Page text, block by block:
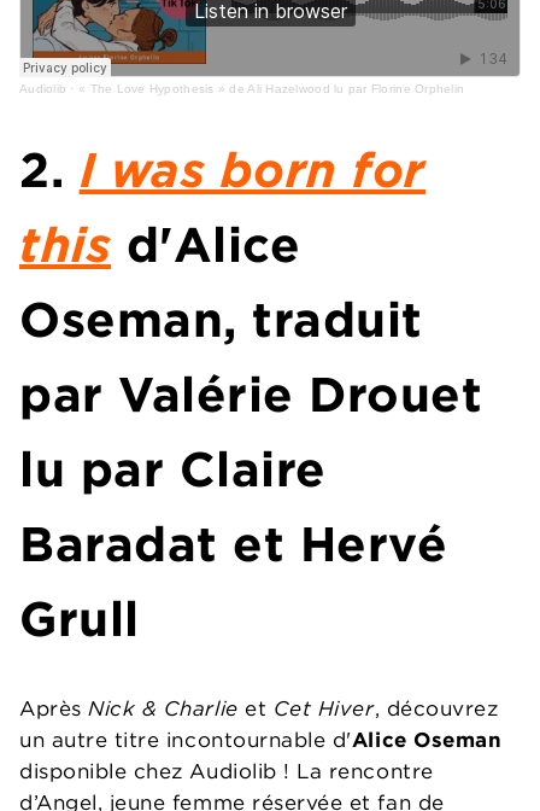
Audiolib · « The Love Hypothesis » de Ali Hazelwood lu par Florine Orphelin
2. I was born for
this d'Alice
Oseman, traduit
par Valérie Drouet
lu par Claire
Baradat et Hervé
Grull
AprèsNick & Charlie et Cet Hiver, découvrez
un autre titre incontournable d'Alice Oseman
disponible chez Audiolib ! La rencontre
d’Angel, jeune femme réservée et fan de